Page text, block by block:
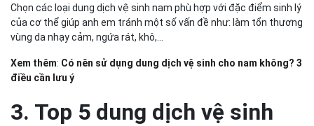
Chọn các loại dung dịch vệ sinh nam phù hợp với đặc điểm sinh lý
của cơ thể giúp anh em tránh một số vấn đề như: làm tổn thương
vùng da nhạy cảm, ngứa rát, khô,…
Xem thêm: Có nên sử dụng dung dịch vệ sinh cho nam không? 3
điều cần lưu ý
3. Top 5 dung dịch vệ sinh